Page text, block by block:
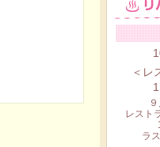
＜レ
レスト
ラ